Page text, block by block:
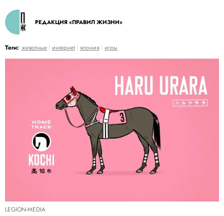
РЕДАКЦИЯ «ПРАВИЛ ЖИЗНИ»
Теги: животные интернет япония игры
LEGION-MEDIA